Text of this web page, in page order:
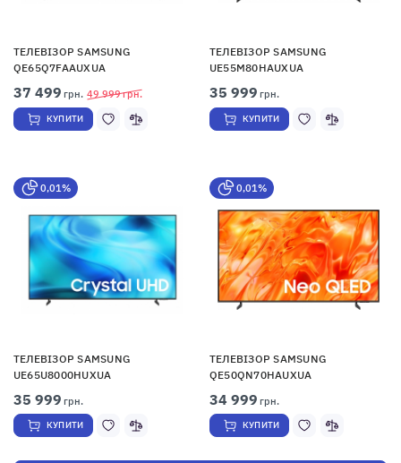
ТЕЛЕВІЗОР SAMSUNG
QE65Q7FAAUXUA
49 999грн.
37 499 грн.
КУПИТИ
ТЕЛЕВІЗОР SAMSUNG
UE55M80HAUXUA
35 999 грн.
КУПИТИ
0,01%
ТЕЛЕВІЗОР SAMSUNG
UE65U8000HUXUA
35 999 грн.
КУПИТИ
0,01%
ТЕЛЕВІЗОР SAMSUNG
QE50QN70HAUXUA
34 999 грн.
КУПИТИ